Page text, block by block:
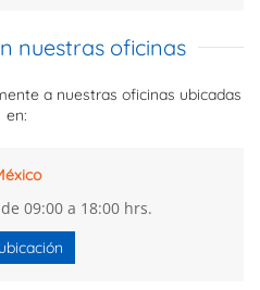
nuestras oficinas
a nuestras oficinas ubicadas
en:
09:00 a 18:00 hrs.